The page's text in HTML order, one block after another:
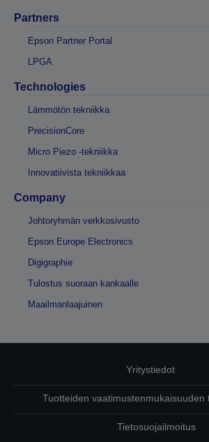
Partners
Epson Partner Portal
LPGA
Technologies
Lämmötön tekniikka
PrecisionCore
Micro Piezo -tekniikka
Innovatiivista tekniikkaa
Company
Johtoryhmän verkkosivusto
Epson Europe Electronics
Digigraphie
Tulostus suoraan kankaalle
Maailmanlaajuinen
Yritystiedot
Tuotteiden vaatimustenmukaisuuden
Tietosuojailmoitus